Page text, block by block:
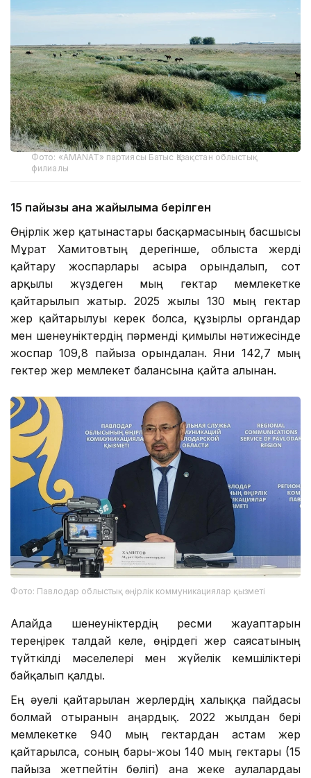
Фото: «AMANAT» партиясы Батыс Қазақстан облыстық
филиалы
15 пайызы ғана жайылымға берілген
Өңірлік жер қатынастары басқармасының басшысы
Мұрат Хамитовтың дерегінше, облыста жерді
қайтару жоспарлары асыра орындалып, сот
арқылы жүздеген мың гектар мемлекетке
қайтарылып жатыр. 2025 жылы 130 мың гектар
жер қайтарылуы керек болса, құзырлы органдар
мен шенеуніктердің пәрменді қимылы нәтижесінде
жоспар 109,8 пайызға орындалған. Яғни 142,7 мың
гектер жер мемлекет балансына қайта алынған.
Фото: Павлодар облыстық өңірлік коммуникациялар қызметі
Алайда шенеуніктердің ресми жауаптарын
тереңірек талдай келе, өңірдегі жер саясатының
түйткілді мәселелері мен жүйелік кемшіліктері
байқалып қалды.
Ең әуелі қайтарылған жерлердің халыққа пайдасы
болмай отырғанын аңғардық. 2022 жылдан бері
мемлекетке 940 мың гектардан астам жер
қайтарылса, соның бары-жоғы 140 мың гектары (15
пайызға жетпейтін бөлігі) ғана жеке аулалардағы